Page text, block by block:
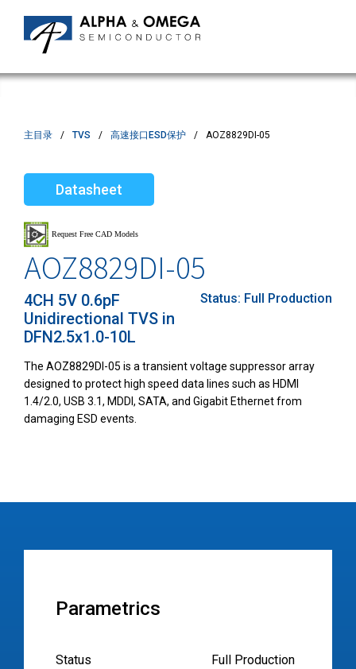
主目录 TVS 高速接口ESD保护 AOZ8829DI-05
Datasheet
AOZ8829DI-05
4CH 5V 0.6pF
Unidirectional TVS in
DFN2.5x1.0-10L
Status: Full Production
The AOZ8829DI-05 is a transient voltage suppressor array
designed to protect high speed data lines such as HDMI
1.4/2.0, USB 3.1, MDDI, SATA, and Gigabit Ethernet from
damaging ESD events.
Parametrics
Status Full Production